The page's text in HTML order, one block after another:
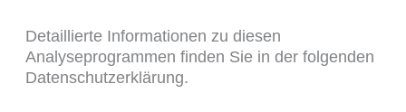
Detaillierte Informationen zu diesen
Analyseprogrammen finden Sie in der folgenden
Datenschutzerklärung.